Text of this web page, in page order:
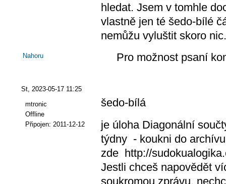
hledat. Jsem v tomhle
vlastně jen té šedo-bílé
nemůžu vyluštit skoro nic.
Nahoru Pro možnost psaní
St, 2023-05-17 11:25
mtronic
Offline
Připojen: 2011-12-12
šedo-bílá
je úloha Diagonální
týdny - koukni do archívu
zde http://
Jestli chceš napovědět
soukromou zprávu,